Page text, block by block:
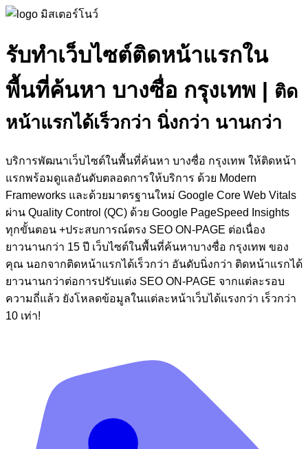
รับทำเว็บไซต์ติดหน้าแรกใน
พื้นที่ค้นหา บางซื่อ กรุงเทพ | ติด
หน้าแรกได้เร็วกว่า นิ่งกว่า นานกว่า
บริการพัฒนาเว็บไซต์ในพื้นที่ค้นหา บางซื่อ กรุงเทพ ให้ติดหน้า
แรกพร้อมดูแลอันดับตลอดการให้บริการ ด้วย Modern
Frameworks และด้วยมาตรฐานใหม่ Google Core Web Vitals
ผ่าน Quality Control (QC) ด้วย Google PageSpeed Insights
ทุกขั้นตอน +ประสบการณ์ตรง SEO ON-PAGE ต่อเนื่อง
ยาวนานกว่า 15 ปี เว็บไซต์ในพื้นที่ค้นหาบางซื่อ กรุงเทพ ของ
คุณ นอกจากติดหน้าแรกได้เร็วกว่า อันดับนิ่งกว่า ติดหน้าแรกได้
ยาวนานกว่าต่อการปรับแต่ง SEO ON-PAGE จากแต่ละรอบ
ความถี่แล้ว ยังโหลดข้อมูลในแต่ละหน้าเว็บได้แรงกว่า เร็วกว่า
10 เท่า!